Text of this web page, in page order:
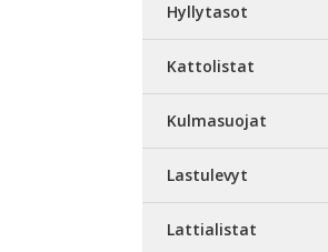
Hyllytasot
Kattolistat
Kulmasuojat
Lastulevyt
Lattialistat